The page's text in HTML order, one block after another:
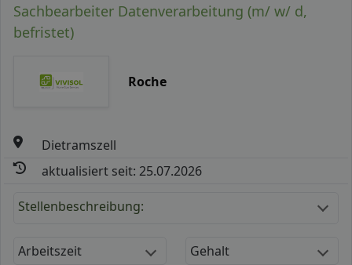
Sachbearbeiter Datenverarbeitung (m/ w/ d,
befristet)
Roche
Dietramszell
aktualisiert seit: 25.07.2026
Stellenbeschreibung:
Arbeitszeit Gehalt